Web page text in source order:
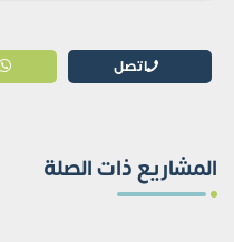
اتصل
المشاريع ذات الصلة